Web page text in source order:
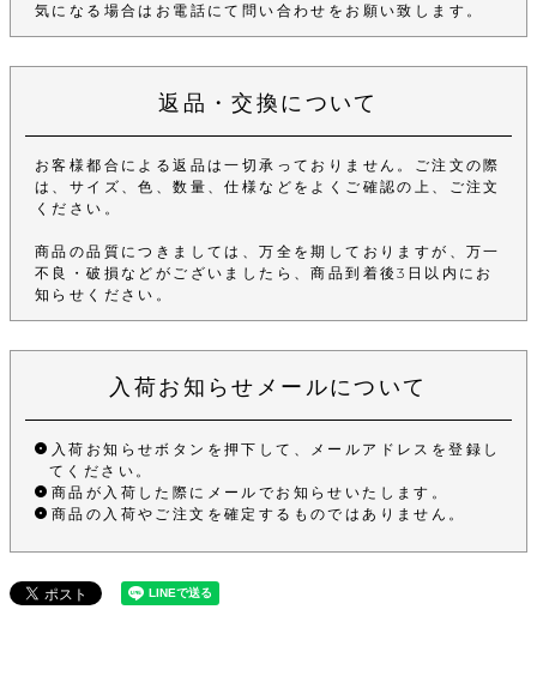
気になる場合はお電話にて問い合わせをお願い致します。
返品・交換について
お客様都合による返品は一切承っておりません。ご注文の際
は、サイズ、色、数量、仕様などをよくご確認の上、ご注文
ください。
商品の品質につきましては、万全を期しておりますが、万一
不良・破損などがございましたら、商品到着後3日以内にお
知らせください。
入荷お知らせメールについて
入荷お知らせボタンを押下して、メールアドレスを登録し
てください。
商品が入荷した際にメールでお知らせいたします。
商品の入荷やご注文を確定するものではありません。